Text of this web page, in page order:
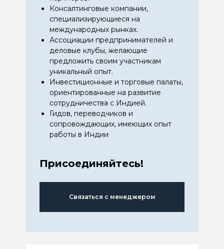
Консалтинговые компании,
специализирующиеся на
международных рынках.
Ассоциации предпринимателей и
деловые клубы, желающие
предложить своим участникам
уникальный опыт.
Инвестиционные и торговые палаты,
ориентированные на развитие
сотрудничества с Индией.
Гидов, переводчиков и
сопровождающих, имеющих опыт
работы в Индии
Присоединяйтесь!
Связаться с менеджером